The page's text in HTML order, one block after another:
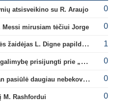
atsisveikino su R. Araujo 0
Messi mirusiam tėčiui Jorge 0
Pagrindinis Prancūzijos rinktinės žaidėjas L. Digne papildė PSG gretas 1
F. Lopezas pakomentavo Rodri galimybę prisijungti prie „Barcelona“ ekipos 0
B. Guimaraesas: „D. Rice'as man pasiūlė daugiau nebekovoti tarpusavyje“ 0
M. Rashfordui 0